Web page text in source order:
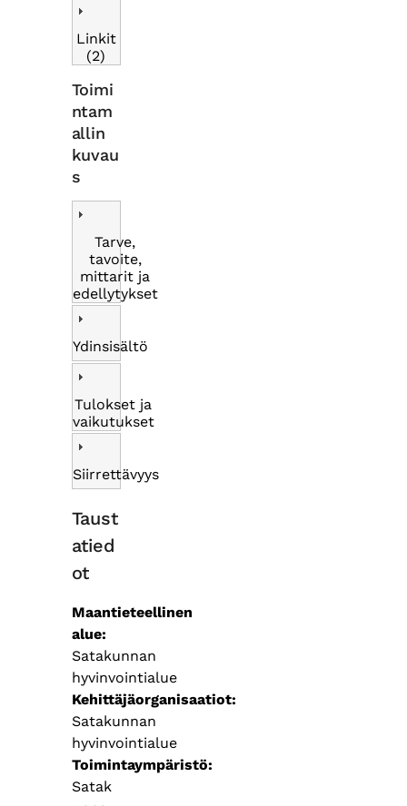
Linkit
(2)
Toimi
ntam
allin
kuvau
s
Tarve,
tavoite,
mittarit ja
edellytykset
Ydinsisältö
Tulokset ja
vaikutukset
Siirrettävyys
Taust
atied
ot
Maantieteellinen
alue
Satakunnan
hyvinvointialue
Kehittäjäorganisaatiot
Satakunnan
hyvinvointialue
Toimintaympäristö
Satak